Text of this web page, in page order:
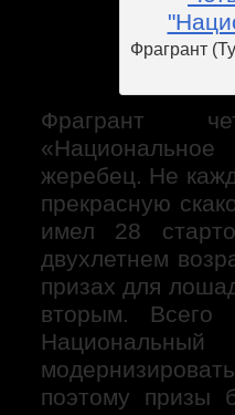
Фрагрант
Фрагрант
жеребец. Не
прекрасную
имел 28
двухлетнем
призах для
вторым.
поэтому призы